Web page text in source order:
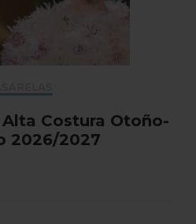
Costura Otoño-
2026/2027